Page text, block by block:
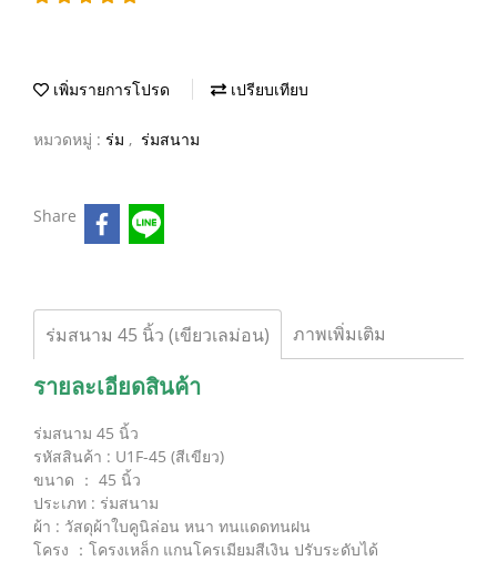
เพิ่มรายการโปรด เปรียบเทียบ
หมวดหมู่ : ร่ม , ร่มสนาม
Share
ร่มสนาม 45 นิ้ว (เขียวเลม่อน) ภาพเพิ่มเติม
รายละเอียดสินค้า
ร่มสนาม 45 นิ้ว
รหัสสินค้า : U1F-45 (สีเขียว)
ขนาด ： 45 นิ้ว
ประเภท : ร่มสนาม
ผ้า : วัสดุผ้าใบคูนิล่อน หนา ทนแดดทนฝน
โครง ：โครงเหล็ก แกนโครเมียมสีเงิน ปรับระดับได้